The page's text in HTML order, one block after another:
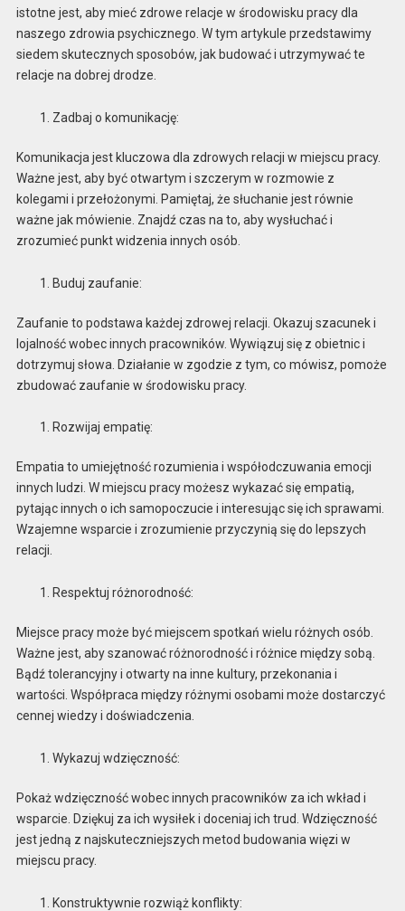
istotne jest, aby mieć zdrowe relacje w środowisku pracy dla
naszego zdrowia psychicznego. W tym artykule przedstawimy
siedem skutecznych sposobów, jak budować i utrzymywać te
relacje na dobrej drodze.
Zadbaj o komunikację:
Komunikacja jest kluczowa dla zdrowych relacji w miejscu pracy.
Ważne jest, aby być otwartym i szczerym w rozmowie z
kolegami i przełożonymi. Pamiętaj, że słuchanie jest równie
ważne jak mówienie. Znajdź czas na to, aby wysłuchać i
zrozumieć punkt widzenia innych osób.
Buduj zaufanie:
Zaufanie to podstawa każdej zdrowej relacji. Okazuj szacunek i
lojalność wobec innych pracowników. Wywiązuj się z obietnic i
dotrzymuj słowa. Działanie w zgodzie z tym, co mówisz, pomoże
zbudować zaufanie w środowisku pracy.
Rozwijaj empatię:
Empatia to umiejętność rozumienia i współodczuwania emocji
innych ludzi. W miejscu pracy możesz wykazać się empatią,
pytając innych o ich samopoczucie i interesując się ich sprawami.
Wzajemne wsparcie i zrozumienie przyczynią się do lepszych
relacji.
Respektuj różnorodność:
Miejsce pracy może być miejscem spotkań wielu różnych osób.
Ważne jest, aby szanować różnorodność i różnice między sobą.
Bądź tolerancyjny i otwarty na inne kultury, przekonania i
wartości. Współpraca między różnymi osobami może dostarczyć
cennej wiedzy i doświadczenia.
Wykazuj wdzięczność:
Pokaż wdzięczność wobec innych pracowników za ich wkład i
wsparcie. Dziękuj za ich wysiłek i doceniaj ich trud. Wdzięczność
jest jedną z najskuteczniejszych metod budowania więzi w
miejscu pracy.
Konstruktywnie rozwiąż konflikty: